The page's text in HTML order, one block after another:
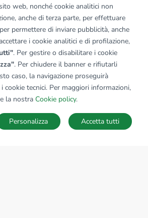
SALVA RICERCA
web, nonché cookie analitici non
anche di terza parte, per effettuare
permettere di inviare pubblicità, anche
i cookie analitici e di profilazione,
. Per gestire o disabilitare i cookie
. Per chiudere il banner e rifiutarli
caso, la navigazione proseguirà
cookie tecnici. Per maggiori informazioni,
la nostra Cookie policy.
Accetta tutti
Personalizza